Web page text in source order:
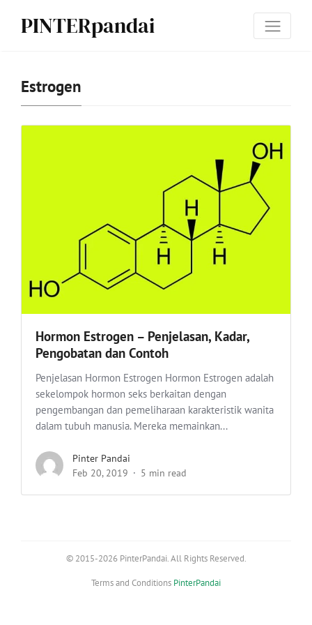
PINTERpandai
Estrogen
Hormon Estrogen – Penjelasan, Kadar,
Pengobatan dan Contoh
Penjelasan Hormon Estrogen Hormon Estrogen adalah
sekelompok hormon seks berkaitan dengan
pengembangan dan pemeliharaan karakteristik wanita
dalam tubuh manusia. Mereka memainkan...
Pinter Pandai
Feb 20, 2019
5 min read
© 2015-2026 PinterPandai. All Rights Reserved.
Terms and Conditions PinterPandai